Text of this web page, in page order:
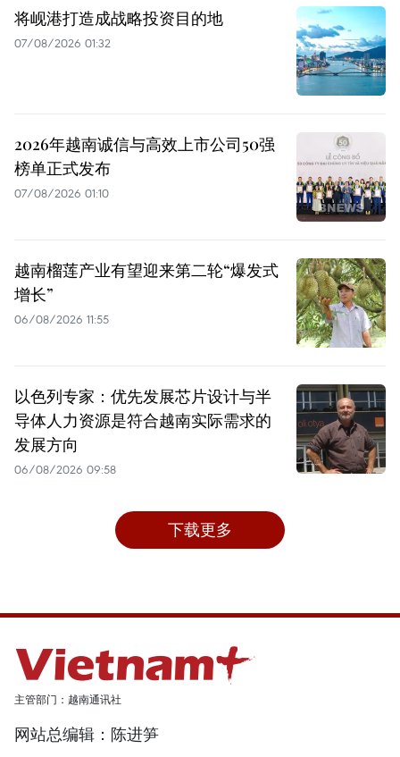
将岘港打造成战略投资目的地
07/08/2026 01:32
2026年越南诚信与高效上市公司50强
榜单正式发布
07/08/2026 01:10
越南榴莲产业有望迎来第二轮“爆发式
增长”
06/08/2026 11:55
以色列专家：优先发展芯片设计与半
导体人力资源是符合越南实际需求的
发展方向
06/08/2026 09:58
下载更多
主管部门：越南通讯社
网站总编辑：陈进笋